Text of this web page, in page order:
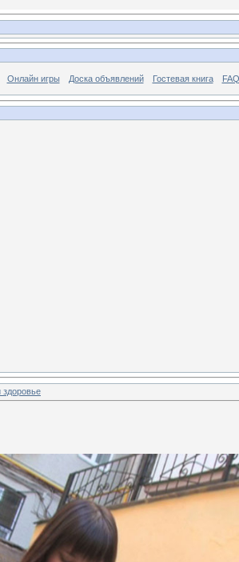
Онлайн игры Доска объявлений Гостевая книга
здоровье